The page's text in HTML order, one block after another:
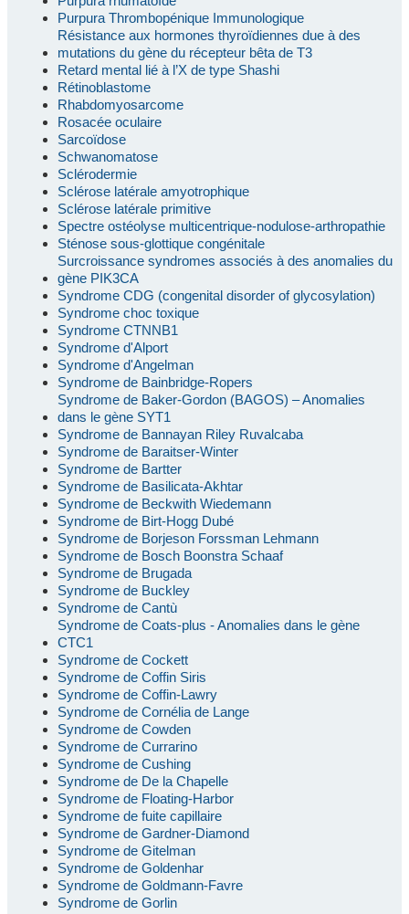
Purpura Thrombopénique Immunologique
Résistance aux hormones thyroïdiennes due à des
mutations du gène du récepteur bêta de T3
Retard mental lié à l’X de type Shashi
Rétinoblastome
Rhabdomyosarcome
Rosacée oculaire
Sarcoïdose
Schwanomatose
Sclérodermie
Sclérose latérale amyotrophique
Sclérose latérale primitive
Spectre ostéolyse multicentrique-nodulose-arthropathie
Sténose sous-glottique congénitale
Surcroissance syndromes associés à des anomalies du
gène PIK3CA
Syndrome CDG (congenital disorder of glycosylation)
Syndrome choc toxique
Syndrome CTNNB1
Syndrome d'Alport
Syndrome d'Angelman
Syndrome de Bainbridge-Ropers
Syndrome de Baker-Gordon (BAGOS) – Anomalies
dans le gène SYT1
Syndrome de Bannayan Riley Ruvalcaba
Syndrome de Baraitser-Winter
Syndrome de Bartter
Syndrome de Basilicata-Akhtar
Syndrome de Beckwith Wiedemann
Syndrome de Birt-Hogg Dubé
Syndrome de Borjeson Forssman Lehmann
Syndrome de Bosch Boonstra Schaaf
Syndrome de Brugada
Syndrome de Buckley
Syndrome de Cantù
Syndrome de Coats-plus - Anomalies dans le gène
CTC1
Syndrome de Cockett
Syndrome de Coffin Siris
Syndrome de Coffin-Lawry
Syndrome de Cornélia de Lange
Syndrome de Cowden
Syndrome de Currarino
Syndrome de Cushing
Syndrome de De la Chapelle
Syndrome de Floating-Harbor
Syndrome de fuite capillaire
Syndrome de Gardner-Diamond
Syndrome de Gitelman
Syndrome de Goldenhar
Syndrome de Goldmann-Favre
Syndrome de Gorlin